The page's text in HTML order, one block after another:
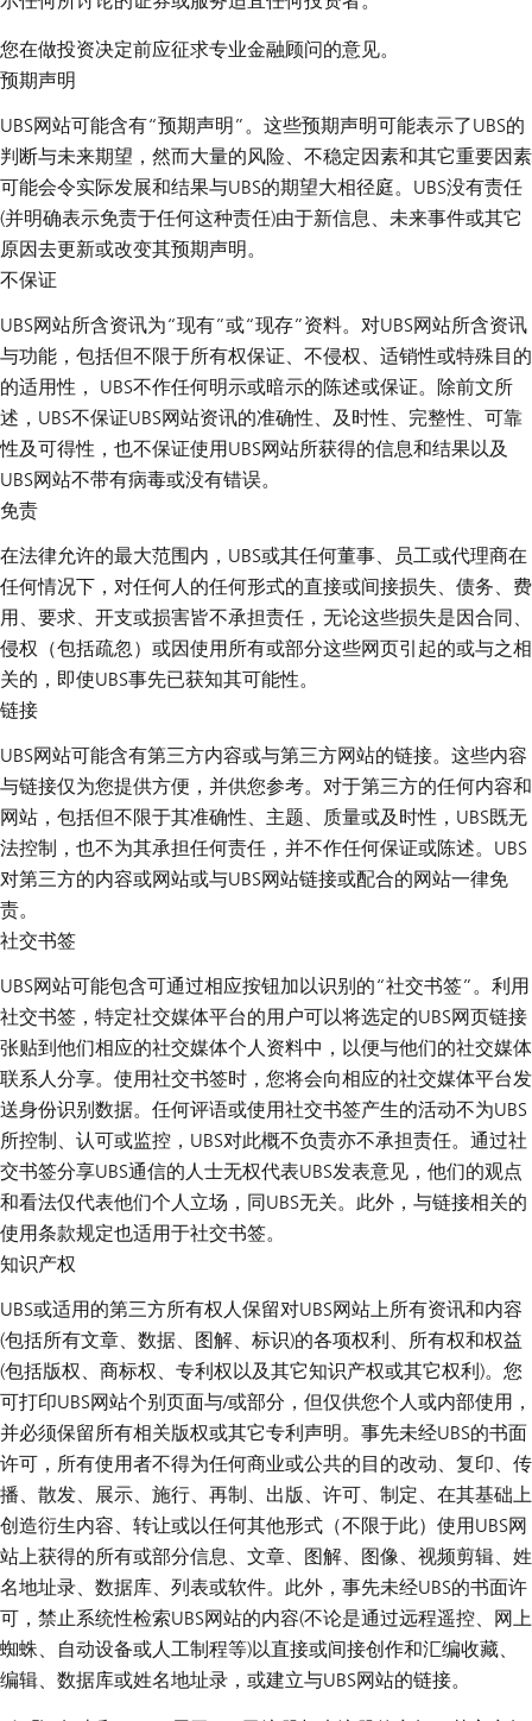
您在做投资决定前应征求专业金融顾问的意见。
预期声明
UBS网站可能含有“预期声明”。这些预期声明可能表示了UBS的
判断与未来期望，然而大量的风险、不稳定因素和其它重要因素
可能会令实际发展和结果与UBS的期望大相径庭。UBS没有责任
(并明确表示免责于任何这种责任)由于新信息、未来事件或其它
原因去更新或改变其预期声明。
不保证
UBS网站所含资讯为“现有”或“现存”资料。对UBS网站所含资讯
与功能，包括但不限于所有权保证、不侵权、适销性或特殊目的
的适用性， UBS不作任何明示或暗示的陈述或保证。除前文所
述，UBS不保证UBS网站资讯的准确性、及时性、完整性、可靠
性及可得性，也不保证使用UBS网站所获得的信息和结果以及
UBS网站不带有病毒或没有错误。
免责
在法律允许的最大范围内，UBS或其任何董事、员工或代理商在
任何情况下，对任何人的任何形式的直接或间接损失、债务、费
用、要求、开支或损害皆不承担责任，无论这些损失是因合同、
侵权（包括疏忽）或因使用所有或部分这些网页引起的或与之相
关的，即使UBS事先已获知其可能性。
链接
UBS网站可能含有第三方内容或与第三方网站的链接。这些内容
与链接仅为您提供方便，并供您参考。对于第三方的任何内容和
网站，包括但不限于其准确性、主题、质量或及时性，UBS既无
法控制，也不为其承担任何责任，并不作任何保证或陈述。UBS
对第三方的内容或网站或与UBS网站链接或配合的网站一律免
责。
社交书签
UBS网站可能包含可通过相应按钮加以识别的“社交书签”。利用
社交书签，特定社交媒体平台的用户可以将选定的UBS网页链接
张贴到他们相应的社交媒体个人资料中，以便与他们的社交媒体
联系人分享。使用社交书签时，您将会向相应的社交媒体平台发
送身份识别数据。任何评语或使用社交书签产生的活动不为UBS
所控制、认可或监控，UBS对此概不负责亦不承担责任。通过社
交书签分享UBS通信的人士无权代表UBS发表意见，他们的观点
和看法仅代表他们个人立场，同UBS无关。此外，与链接相关的
使用条款规定也适用于社交书签。
知识产权
UBS或适用的第三方所有权人保留对UBS网站上所有资讯和内容
(包括所有文章、数据、图解、标识)的各项权利、所有权和权益
(包括版权、商标权、专利权以及其它知识产权或其它权利)。您
可打印UBS网站个别页面与/或部分，但仅供您个人或内部使用，
并必须保留所有相关版权或其它专利声明。事先未经UBS的书面
许可，所有使用者不得为任何商业或公共的目的改动、复印、传
播、散发、展示、施行、再制、出版、许可、制定、在其基础上
创造衍生内容、转让或以任何其他形式（不限于此）使用UBS网
站上获得的所有或部分信息、文章、图解、图像、视频剪辑、姓
名地址录、数据库、列表或软件。此外，事先未经UBS的书面许
可，禁止系统性检索UBS网站的内容(不论是通过远程遥控、网上
蜘蛛、自动设备或人工制程等)以直接或间接创作和汇编收藏、
编辑、数据库或姓名地址录，或建立与UBS网站的链接。